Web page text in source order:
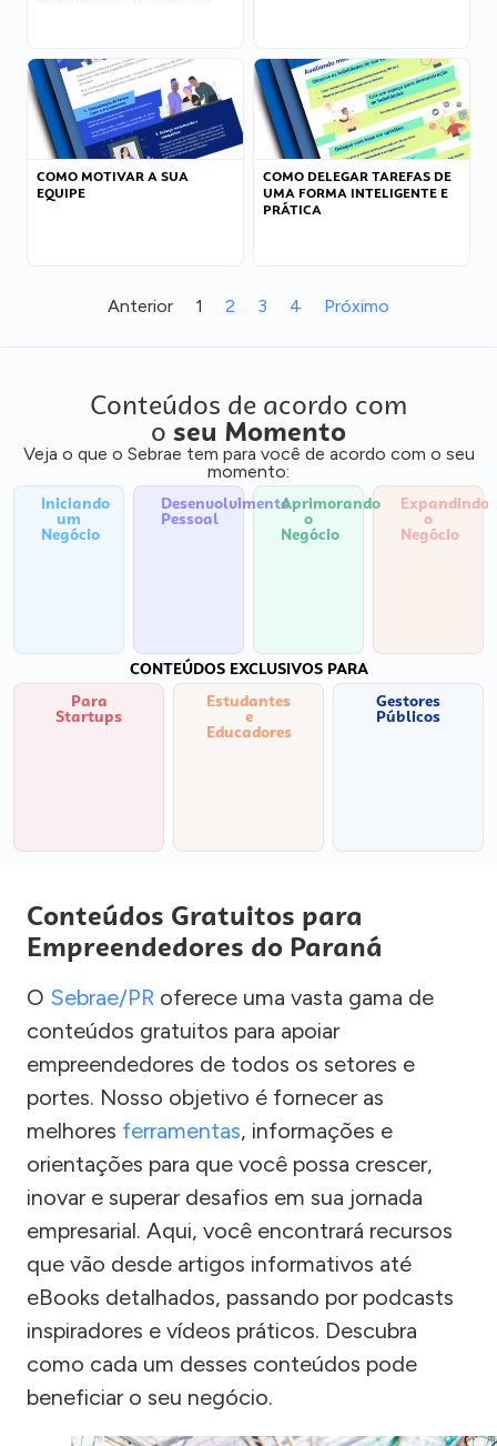
COMO MOTIVAR A SUA
EQUIPE
COMO DELEGAR TAREFAS DE
UMA FORMA INTELIGENTE E
PRÁTICA
Anterior 1 2 3 4 Próximo
Conteúdos de acordo com
o seu Momento
Veja o que o Sebrae tem para você de acordo com o seu
momento:
Iniciando
um
Negócio
Desenvolvimento
Pessoal
Aprimorando
o
Negócio
Expandindo
o
Negócio
CONTEÚDOS EXCLUSIVOS PARA
Para
Startups
Estudantes
e
Educadores
Gestores
Públicos
Conteúdos Gratuitos para
Empreendedores do Paraná
O Sebrae/PR oferece uma vasta gama de
conteúdos gratuitos para apoiar
empreendedores de todos os setores e
portes. Nosso objetivo é fornecer as
melhores ferramentas, informações e
orientações para que você possa crescer,
inovar e superar desafios em sua jornada
empresarial. Aqui, você encontrará recursos
que vão desde artigos informativos até
eBooks detalhados, passando por podcasts
inspiradores e vídeos práticos. Descubra
como cada um desses conteúdos pode
beneficiar o seu negócio.